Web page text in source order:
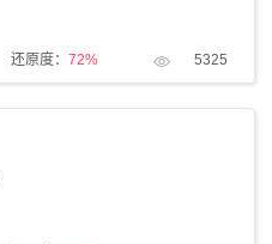
还原度： 72% 5325